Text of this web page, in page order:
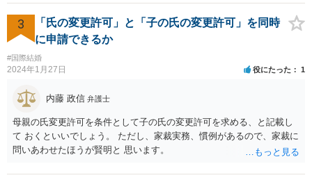
わかりません、分かりやすく解説していただけませんでしょうか？ →
婚姻が成立するには二つの要素が必要と言われております。一つは届
出ですが、もう一つは双方の婚姻意思です。 婚姻意思は、夫婦として
相互に助け合いながら生活していく意思というとイメージしやすいか
と思います。 ここで、相続目的での婚姻をみてみます。これは夫婦と
して生活していくというよりは、一方が死亡した際に生じる相続のた
めに配偶者という立場を得ることが主な目的となります。 したがっ
て、形式的に届出がなされたとしても、双方は夫婦生活を営む意思が
ないので、婚姻意思はありません。 よって、婚姻は婚姻意思の欠如に
より、無効となります。
3
「氏の変更許可」と「子の氏の変更許可」を同時
に申請できるか
#国際結婚
2024年1月27日 役にたった 1
内藤 政信 弁護士
母親の氏変更許可を条件として子の氏の変更許可を求める、と記載し
て おくといいでしょう。 ただし、家裁実務、慣例があるので、家裁に
問いあわせたほうが賢明と 思います。